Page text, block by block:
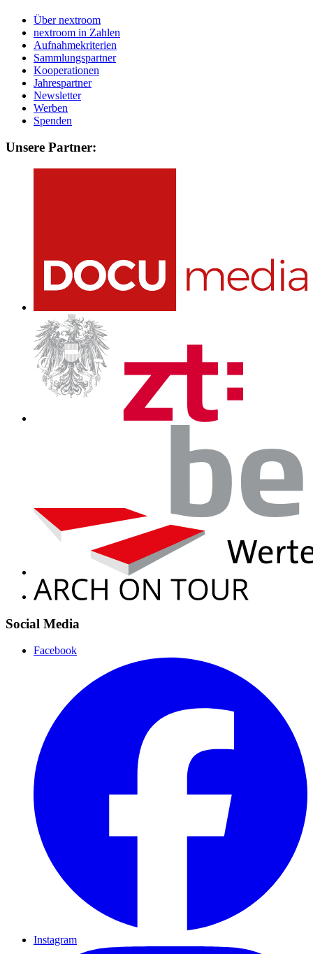
Über nextroom
nextroom in Zahlen
Aufnahmekriterien
Sammlungspartner
Kooperationen
Jahrespartner
Newsletter
Werben
Spenden
Unsere Partner:
Social Media
Facebook
Instagram